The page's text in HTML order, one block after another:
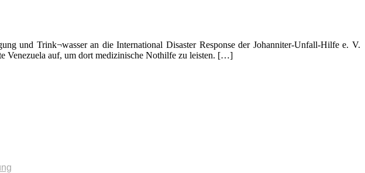
und Trink¬wasser an die International Disaster Response der Johanniter-Unfall-Hilfe e. V.
Venezuela auf, um dort medizinische Nothilfe zu leisten. […]